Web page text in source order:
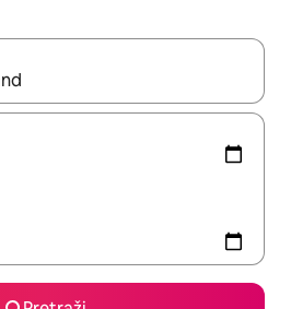
moći ćete ih pregledati